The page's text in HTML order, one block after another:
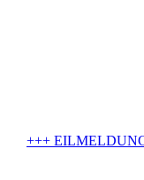
Geisterfahrer am Rhein